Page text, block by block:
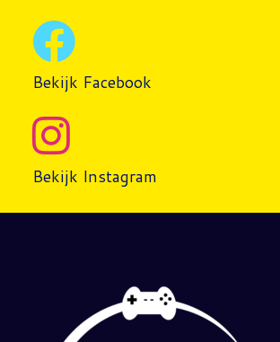
Bekijk Facebook
Bekijk Instagram